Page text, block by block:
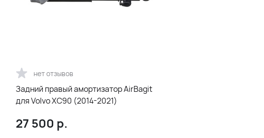
нет отзывов
Задний правый амортизатор AirBagit
для Volvo XC90 (2014-2021)
27 500 р.